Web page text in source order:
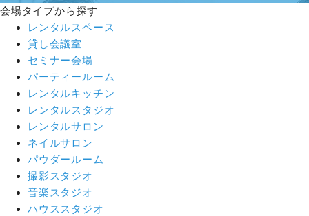
会場タイプから探す
レンタルスペース
貸し会議室
セミナー会場
パーティールーム
レンタルキッチン
レンタルスタジオ
レンタルサロン
ネイルサロン
パウダールーム
撮影スタジオ
音楽スタジオ
ハウススタジオ